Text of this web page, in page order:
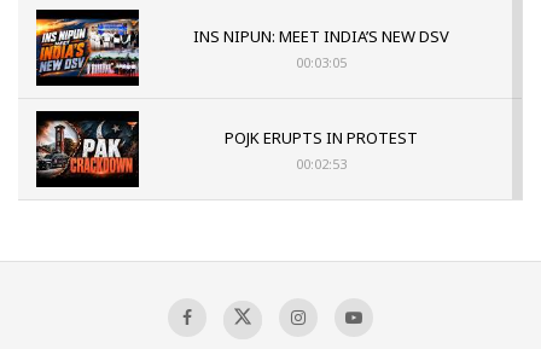
INS NIPUN: MEET INDIA’S NEW DSV
00:03:05
POJK ERUPTS IN PROTEST
00:02:53
Sagar